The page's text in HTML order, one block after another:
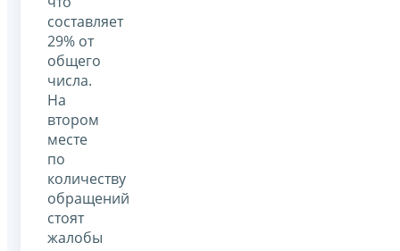
составляет
29% от
общего
числа.
На
втором
месте
по
количеству
обращений
стоят
жалобы